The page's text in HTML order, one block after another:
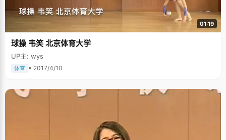
01:19
球操 韦笑 北京体育大学
UP主: wys
体育 • 2017/4/10